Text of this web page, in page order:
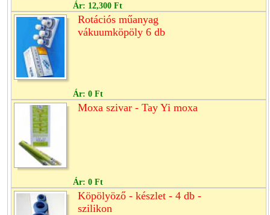
Ár: 12,300 Ft
Rotációs műanyag
vákuumköpöly 6 db
Ár: 0 Ft
Moxa szivar - Tay Yi moxa
Ár: 0 Ft
Köpölyöző - készlet - 4 db -
szilikon